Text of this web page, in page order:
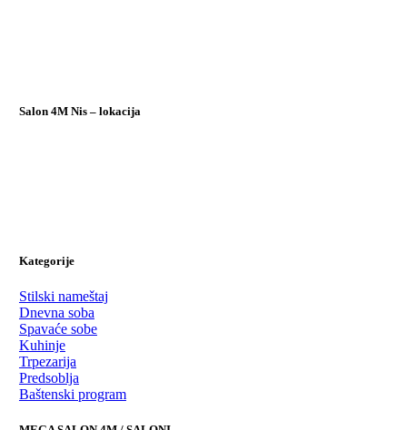
Salon 4M Nis – lokacija
Kategorije
Stilski nameštaj
Dnevna soba
Spavaće sobe
Kuhinje
Trpezarija
Predsoblja
Baštenski program